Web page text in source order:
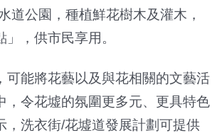
道公園，種植鮮花樹木及灌木，
，供市民享用。
可能將花藝以及與花相關的文藝活
，令花墟的氛圍更多元、更具特色
，洗衣街/花墟道發展計劃可提供